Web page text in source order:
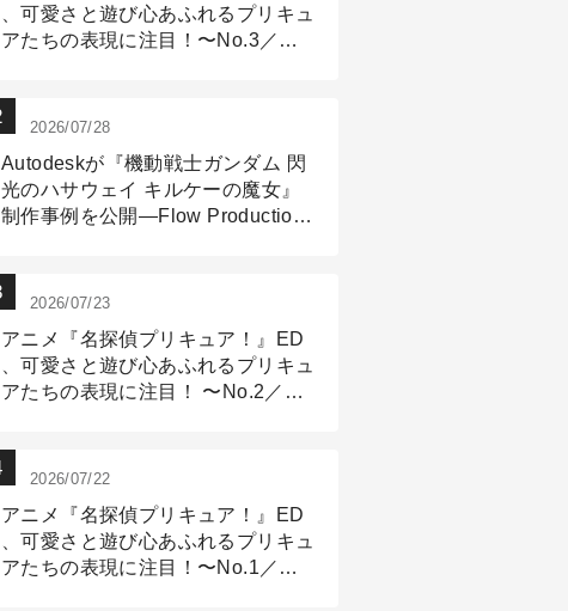
、可愛さと遊び心あふれるプリキュ
アたちの表現に注目！〜No.3／ア
2026/07/28
Autodeskが『機動戦士ガンダム 閃
光のハサウェイ キルケーの魔女』
制作事例を公開―Flow Production
2026/07/23
アニメ『名探偵プリキュア！』ED
、可愛さと遊び心あふれるプリキュ
アたちの表現に注目！ 〜No.2／モ
2026/07/22
アニメ『名探偵プリキュア！』ED
、可愛さと遊び心あふれるプリキュ
アたちの表現に注目！〜No.1／演